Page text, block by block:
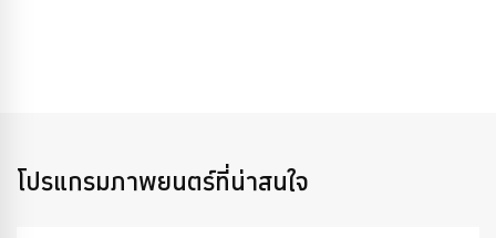
โปรแกรมภาพยนตร์ที่น่าสนใจ